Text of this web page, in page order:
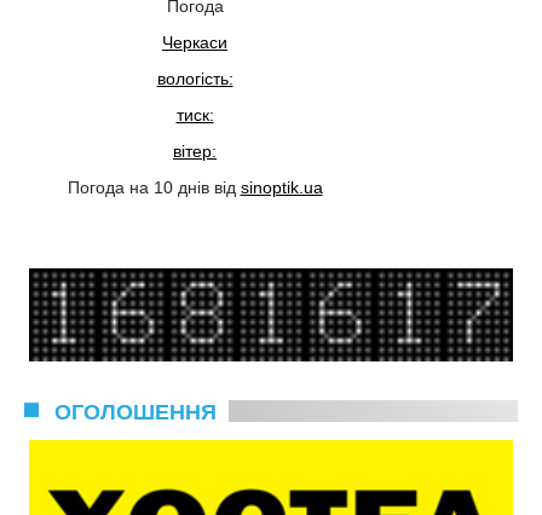
Погода
Черкаси
вологість:
тиск:
вітер:
Погода на 10 днів від sinoptik.ua
ОГОЛОШЕННЯ